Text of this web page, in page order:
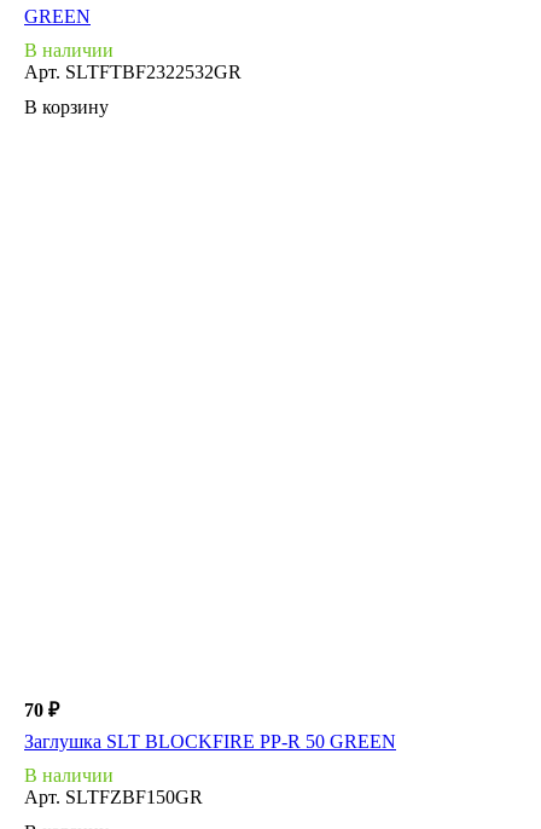
GREEN
В наличии
Арт. SLTFTBF2322532GR
В корзину
70 ₽
Заглушка SLT BLOCKFIRE PP-R 50 GREEN
В наличии
Арт. SLTFZBF150GR